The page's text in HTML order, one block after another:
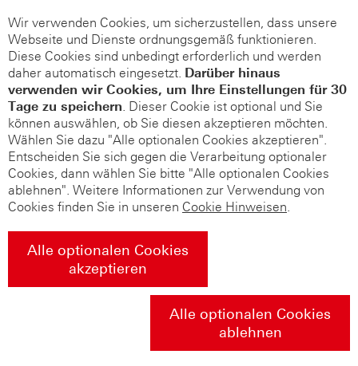
Wir verwenden Cookies, um sicherzustellen, dass unsere
Webseite und Dienste ordnungsgemäß funktionieren.
Diese Cookies sind unbedingt erforderlich und werden
daher automatisch eingesetzt. Darüber hinaus
verwenden wir Cookies, um Ihre Einstellungen für 30
Tage zu speichern. Dieser Cookie ist optional und Sie
können auswählen, ob Sie diesen akzeptieren möchten.
Wählen Sie dazu "Alle optionalen Cookies akzeptieren".
Entscheiden Sie sich gegen die Verarbeitung optionaler
Cookies, dann wählen Sie bitte "Alle optionalen Cookies
ablehnen". Weitere Informationen zur Verwendung von
Cookies finden Sie in unseren Cookie Hinweisen.
Alle optionalen Cookies
akzeptieren
Alle optionalen Cookies
ablehnen